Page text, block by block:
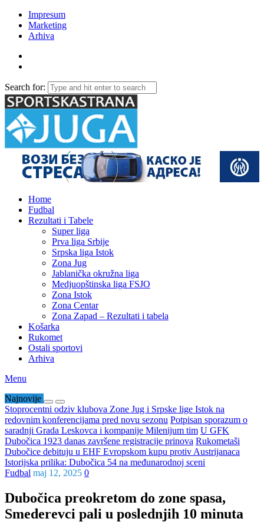
Impresum
Marketing
Arhiva
Search for:
Home
Fudbal
Rezultati i Tabele
Super liga
Prva liga Srbije
Srpska liga Istok
Zona Jug
Jablanička okružna liga
Medjuopštinska liga FSJO
Zona Istok
Zona Centar
Zona Zapad – Rezultati i tabela
Košarka
Rukomet
Ostali sportovi
Arhiva
Menu
Najnovije
Stoprocentni odziv klubova Zone Jug i Srpske lige Istok na
redovnim konferencijama pred novu sezonu Potpisan sporazum o
saradnji Grada Leskovca i kompanije Milenijum tim U GFK
Dubočica 1923 danas završene registracije prinova Rukometaši
Dubočice debituju u EHF Evropskom kupu protiv Austrijanaca
Istorijska prilika: Dubočica 54 na međunarodnoj sceni
Fudbal maj 12, 2025 0
Dubočica preokretom do zone spasa,
Smederevci pali u poslednjih 10 minuta